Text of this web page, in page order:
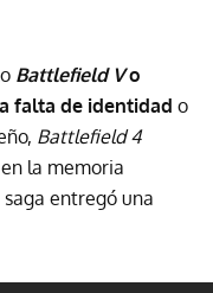
Battlefield Vo
falta de identidad o
Battlefield 4
la memoria
entregó una